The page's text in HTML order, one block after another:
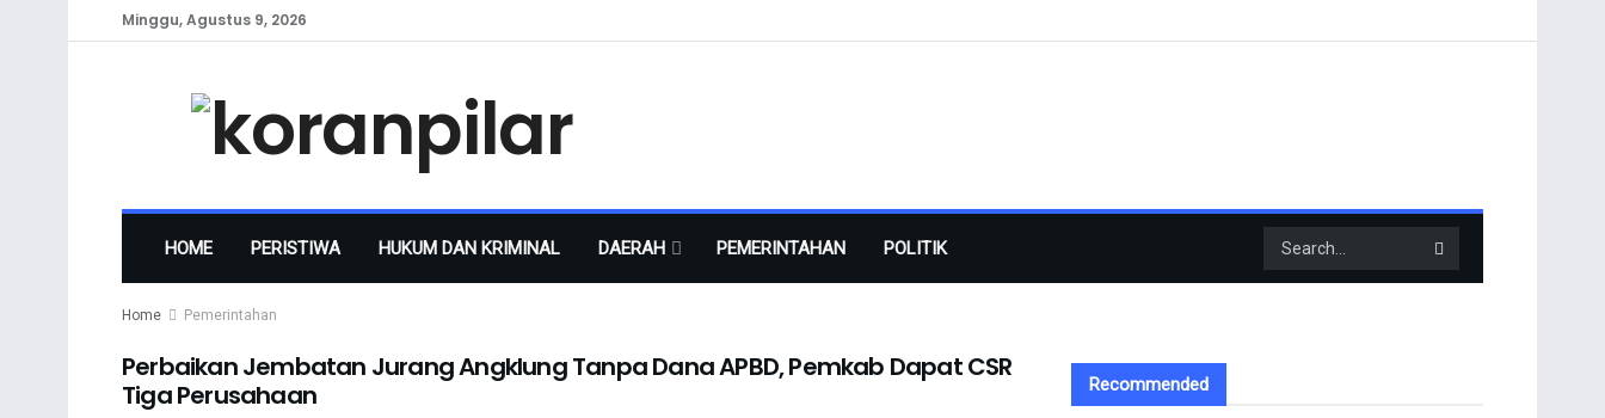
Minggu, Agustus 9, 2026
HOME PERISTIWA HUKUM DAN KRIMINAL DAERAH PEMERINTAHAN POLITIK
Home Pemerintahan
Perbaikan Jembatan Jurang Angklung Tanpa Dana APBD, Pemkab Dapat CSR
Tiga Perusahaan
Recommended